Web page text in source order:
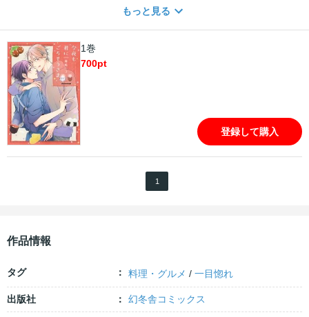
のに、花岡が自分の知らない顔を見せるたび苦しくなったりするの
定おまけ付き!!
もっと見る
1巻
700pt
登録して購入
1
作品情報
タグ 料理・グルメ /一目惚れ
出版社 幻冬舎コミックス